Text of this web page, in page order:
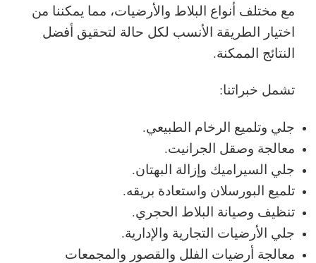
مع مختلف أنواع البلاط والأرضيات، مما يمكننا من
اختيار الطريقة الأنسب لكل حالة لتحقيق أفضل
النتائج الممكنة.
تشمل خبراتنا:
جلي وتلميع الرخام الطبيعي.
معالجة وصقل الجرانيت.
جلي السيراميك وإزالة البهتان.
تلميع البورسلان واستعادة بريقه.
تنظيف وصيانة البلاط الحجري.
جلي الأرضيات التجارية والإدارية.
معالجة أرضيات الفلل والقصور والمجمعات